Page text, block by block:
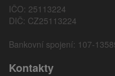
IČO: 25113224
DIČ: CZ25113224
Bankovní spojení: 107-
Kontakty